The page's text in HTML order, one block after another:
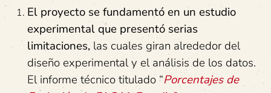
El proyecto se fundamentó en un estudio
experimental que presentó serias
limitaciones, las cuales giran alrededor del
diseño experimental y el análisis de los datos.
El informe técnico titulado “Porcentajes de